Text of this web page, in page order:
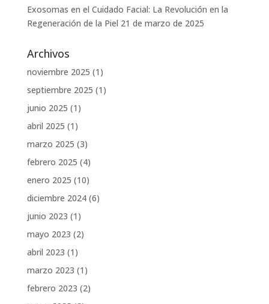
Exosomas en el Cuidado Facial: La Revolución en la
Regeneración de la Piel 21 de marzo de 2025
Archivos
noviembre 2025 (1)
septiembre 2025 (1)
junio 2025 (1)
abril 2025 (1)
marzo 2025 (3)
febrero 2025 (4)
enero 2025 (10)
diciembre 2024(6)
junio 2023 (1)
mayo 2023 (2)
abril 2023 (1)
marzo 2023 (1)
febrero 2023 (2)